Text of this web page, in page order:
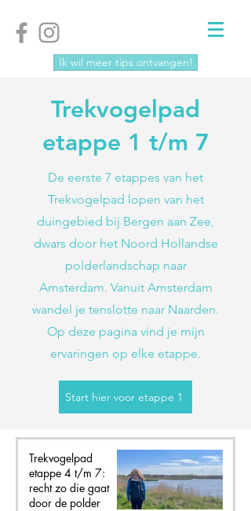
Ik wil meer tips ontvangen!
Trekvogelpad
etappe 1 t/m 7
De eerste 7 etappes van het
Trekvogelpad lopen van het
duingebied bij Bergen aan Zee,
dwars door het Noord Hollandse
polderlandschap naar
Amsterdam. Vanuit Amsterdam
wandel je tenslotte naar Naarden.
Op deze pagina vind je mijn
ervaringen op elke etappe.
Start hier voor etappe 1
Trekvogelpad
etappe 4 t/m 7:
recht zo die gaat
door de polder